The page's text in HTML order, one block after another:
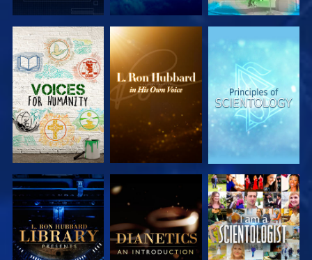
DÉCOUVRIR
LES SÉRIES
DÉCOUVRIR
LES SÉRIES
DÉCOUVRIR
LES SÉRIES
DÉCOUVRIR
LES SÉRIES
DÉCOUVRIR
LES SÉRIES
REGARDER